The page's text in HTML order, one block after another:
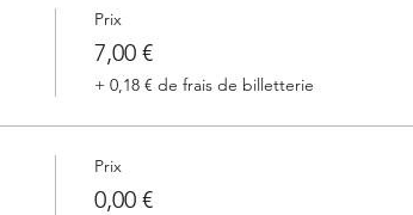
Prix
7,00 €
+ 0,18 € de frais de billetterie
Prix
0,00 €